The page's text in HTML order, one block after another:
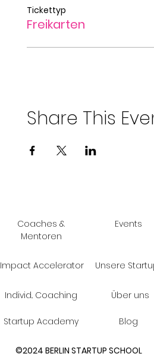
Tickettyp
Freikarten
Share This
Coaches &
Mentoren
Events
Unsere
Impact Accelerator
Über uns
Individ.. Coaching
Blog
Startup Academy
©2024 BERLIN STARTUP SCHOOL